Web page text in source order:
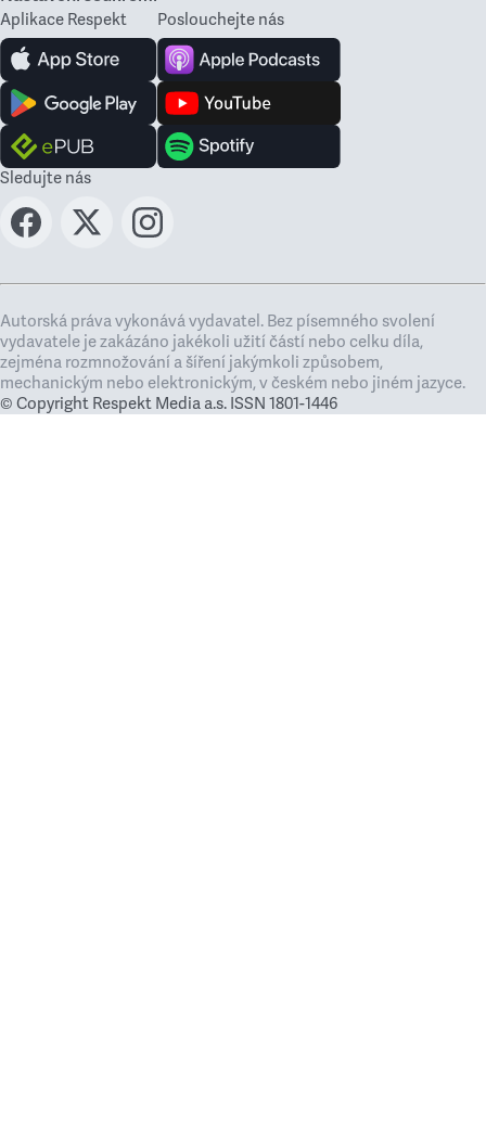
Aplikace Respekt Poslouchejte nás
Sledujte nás
Autorská práva vykonává vydavatel. Bez písemného svolení
vydavatele je zakázáno jakékoli užití částí nebo celku díla,
zejména rozmnožování a šíření jakýmkoli způsobem,
mechanickým nebo elektronickým, v českém nebo jiném jazyce.
© Copyright Respekt Media a.s. ISSN 1801-1446